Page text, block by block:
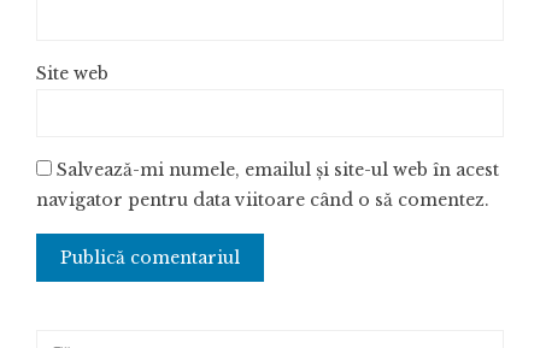
Site web
Salvează-mi numele, emailul și site-ul web în acest
navigator pentru data viitoare când o să comentez.
Caută